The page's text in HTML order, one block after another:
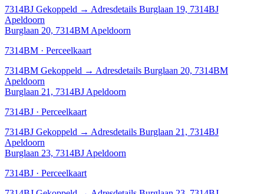
7314BJ Gekoppeld → Adresdetails Burglaan 19, 7314BJ
Apeldoorn
Burglaan 20, 7314BM Apeldoorn
7314BM · Perceelkaart
7314BM Gekoppeld → Adresdetails Burglaan 20, 7314BM
Apeldoorn
Burglaan 21, 7314BJ Apeldoorn
7314BJ · Perceelkaart
7314BJ Gekoppeld → Adresdetails Burglaan 21, 7314BJ
Apeldoorn
Burglaan 23, 7314BJ Apeldoorn
7314BJ · Perceelkaart